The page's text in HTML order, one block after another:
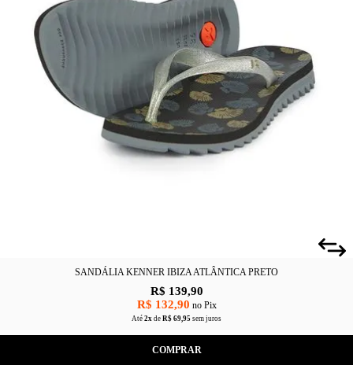
SANDÁLIA KENNER IBIZA ATLÂNTICA PRETO
R$ 139,90
R$ 132,90 no Pix
Até 2x de R$ 69,95 sem juros
COMPRAR